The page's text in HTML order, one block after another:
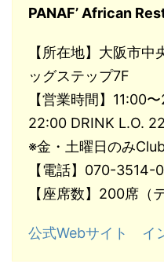
PANAF’ African
【所在地】大阪市
ッグステップ7F
【営業時間】11:00
22:00 DRINK L.O.
※金・土曜日のみ
【電話】070-3514-
【座席数】200席（
公式Webサイト イ